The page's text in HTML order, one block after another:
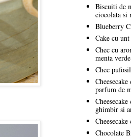
Biscuiti de
ciocolata si
Blueberry
Cake cu
Chec cu
menta
Chec
parfum de
ghimbir si
Chocolate